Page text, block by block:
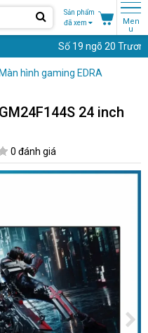
Sản phẩm
đã xem
Men
u
Số 19 ngõ 20 Trương
Màn hình gaming EDRA
24 inch
0 đánh giá